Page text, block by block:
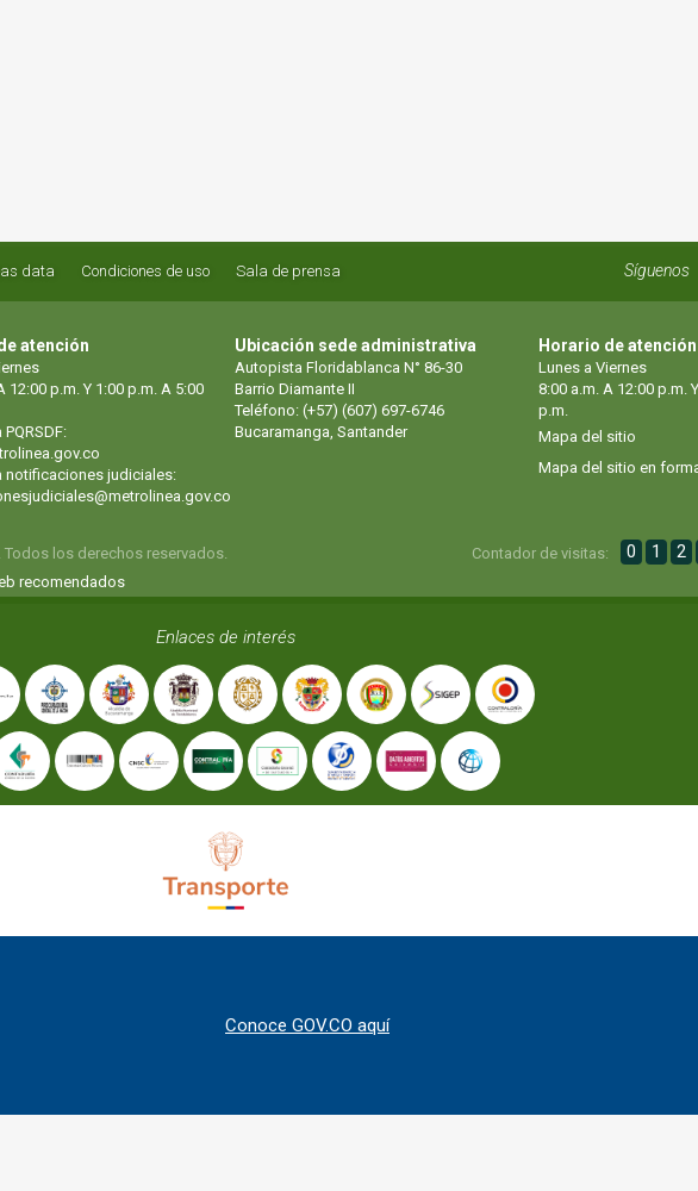
data Condiciones de uso Sala de prensa Síguenos
atención
12:00 p.m. Y 1:00 p.m. A 5:00
notificaciones judiciales:
Ubicación sede administrativa
Autopista Floridablanca N° 86-30
Barrio Diamante II
Teléfono: (+57) (607) 697-6746
Bucaramanga, Santander
Horario de atención
Lunes a Viernes
8:00 a.m. A 12:00 p.m.
p.m.
Mapa del sitio
Mapa del sitio en
los derechos reservados.
recomendados
Contador de visitas: 0 1 2
Enlaces de interés
Conoce GOV.CO aquí